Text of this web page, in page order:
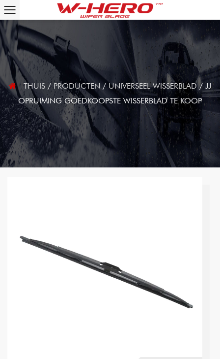
THUIS /PRODUCTEN/ UNIVERSEEL WISSERBLAD/ JJ
OPRUIMING GOEDKOOPSTE WISSERBLAD TE KOOP